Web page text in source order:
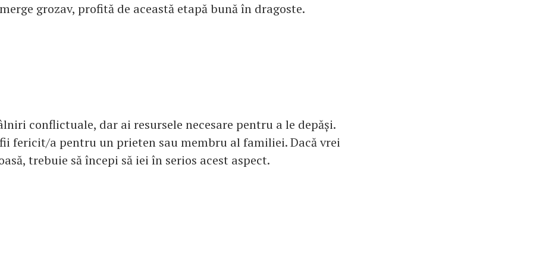
grozav, profită de această etapă bună în dragoste.
conflictuale, dar ai resursele necesare pentru a le depăși.
fericit/a pentru un prieten sau membru al familiei. Dacă vrei
trebuie să începi să iei în serios acest aspect.